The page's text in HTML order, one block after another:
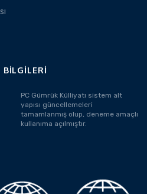
BILGILERI
PC Gümrük Külliyatı sistem alt
yapısı güncellemeleri
tamamlanmış olup, deneme amaçlı
kullanıma açılmıştır.